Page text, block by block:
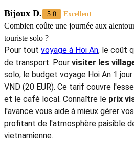
tous les profils de voyageurs. Un seul
privilégier le paiement en espèces, car
rarement acceptées dans les
villages
préparer votre itinéraire au mieux,
chaque village afin de tirer le meilleur
En savoir plus :
Hoi An Guide de voyage
5 Jours à Hoi An
Circuits Centre Vietnam
Visite Hoi An
5/5 - (1001 Vote)